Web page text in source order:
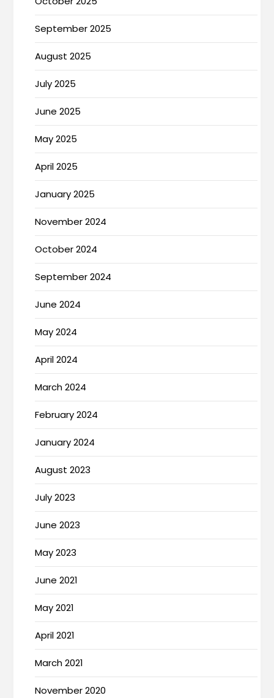
September 2025
August 2025
July 2025
June 2025
May 2025
April 2025
January 2025
November 2024
October 2024
September 2024
June 2024
May 2024
April 2024
March 2024
February 2024
January 2024
August 2023
July 2023
June 2023
May 2023
June 2021
May 2021
April 2021
March 2021
November 2020